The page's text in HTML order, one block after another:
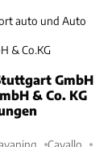
auto und Auto
& Co.KG
GmbH
& Co. KG
Cavallo